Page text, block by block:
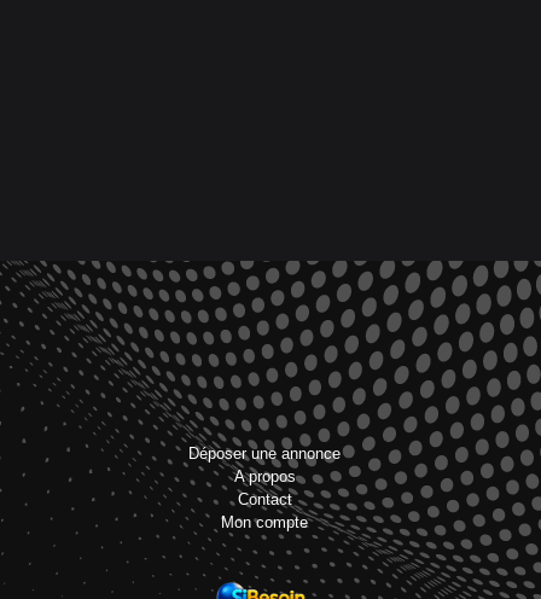
Déposer une annonce
A propos
Contact
Mon compte